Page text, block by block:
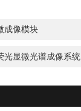
成像模块
光显微光谱成像系统